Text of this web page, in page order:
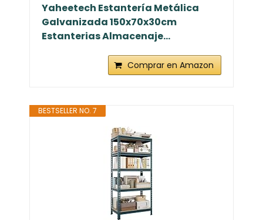
Yaheetech Estantería Metálica
Galvanizada 150x70x30cm
Estanterias Almacenaje...
Comprar en Amazon
BESTSELLER NO. 7